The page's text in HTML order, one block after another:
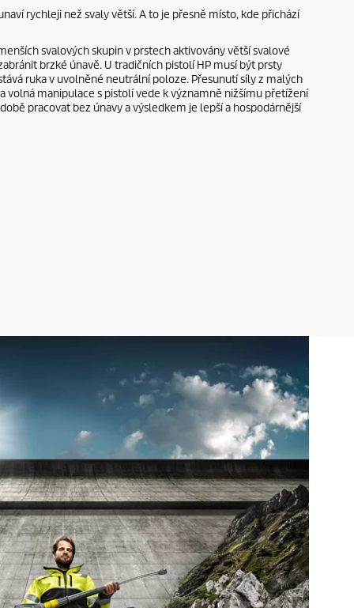
rychleji než svaly větší. A to je přesně místo, kde přichází
svalových skupin v prstech aktivovány větší svalové
brzké únavě. U tradičních pistolí HP musí být prsty
ruka v uvolněné neutrální poloze. Přesunutí síly z malých
volná manipulace s pistolí vede k významně nižšímu přetížení
pracovat bez únavy a výsledkem je lepší a hospodárnější